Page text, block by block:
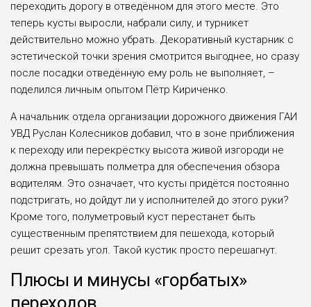
переходить дорогу в отведённом для этого месте. Это
теперь кусты выросли, набрали силу, и турникет
действительно можно убрать. Декоративный кустарник с
эстетической точки зрения смотрится выгоднее, но сразу
после посадки отведённую ему роль не выполняет, –
поделился личным опытом Пётр Кириченко.
А начальник отдела организации дорожного движения ГАИ
УВД Руслан Колесников добавил, что в зоне приближения
к переходу или перекрёстку высота живой изгороди не
должна превышать полметра для обеспечения обзора
водителям. Это означает, что кусты придётся постоянно
подстригать, но дойдут ли у исполнителей до этого руки?
Кроме того, полуметровый куст перестанет быть
существенным препятствием для пешехода, который
решит срезать угол. Такой кустик просто перешагнут.
Плюсы и минусы «горбатых»